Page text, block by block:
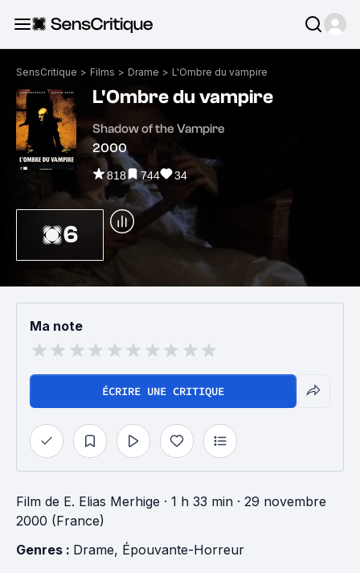
SensCritique > Films > Drame > L'Ombre du vampire
L'Ombre du vampire
Shadow of the Vampire
2000
818 744 34
6
Ma note
ÉCRIRE UNE CRITIQUE
Film de E. Elias Merhige · 1 h 33 min · 29 novembre
2000 (France)
Genres : Drame, Épouvante-Horreur